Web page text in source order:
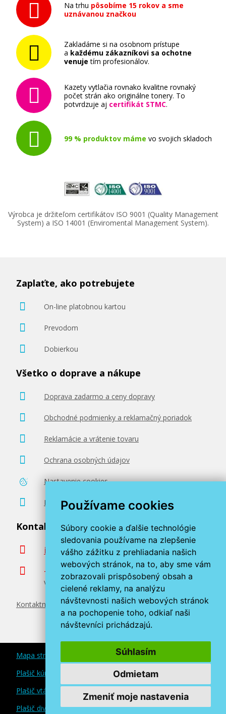
Používame cookies
Súbory cookie a ďalšie technológie
sledovania používame na zlepšenie
vášho zážitku z prehliadania našich
webových stránok, na to, aby sme vám
zobrazovali prispôsobený obsah a
cielené reklamy, na analýzu
návštevnosti našich webových stránok
a na pochopenie toho, odkiaľ naši
návštevníci prichádzajú.
Súhlasím
Odmietam
Zmeniť moje nastavenia
Na trhu pôsobíme 15 rokov a sme
uznávanou značkou
Zakladáme si na osobnom prístupe
a každému zákazníkovi sa ochotne
venuje tím profesionálov.
Kazety vytlačia rovnako kvalitne rovnaký
počet strán ako originálne tonery. To
potvrdzuje aj certifikát STMC.
99 % produktov máme vo svojich skladoch
Výrobca je držiteľom certifikátov ISO 9001 (Quality Management
System) a ISO 14001 (Enviromental Management System).
Zaplaťte, ako potrebujete
On-line platobnou kartou
Prevodom
Dobierkou
Všetko o doprave a nákupe
Doprava zadarmo a ceny dopravy
Obchodné podmienky a reklamačný poriadok
Reklamácie a vrátenie tovaru
Ochrana osobných údajov
Nastavenie cookies
Poradenstvo zadarmo
Kontaktujte nás
info@miroluk.sk
+420 377 222 313
Volajte v pracovné dni od 8. do 17. hod.
Kontaktné údaje
Mapa stránok
Plašič kún a myší
Plašič vtákov
Plašič divokej zveri